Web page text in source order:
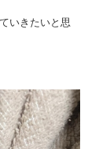
いきたいと思